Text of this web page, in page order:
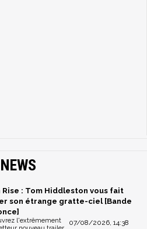
Rise : Tom Hiddleston vous fait
son étrange gratte-ciel [Bande
07/08/2026, 14:38
l'extrêmement